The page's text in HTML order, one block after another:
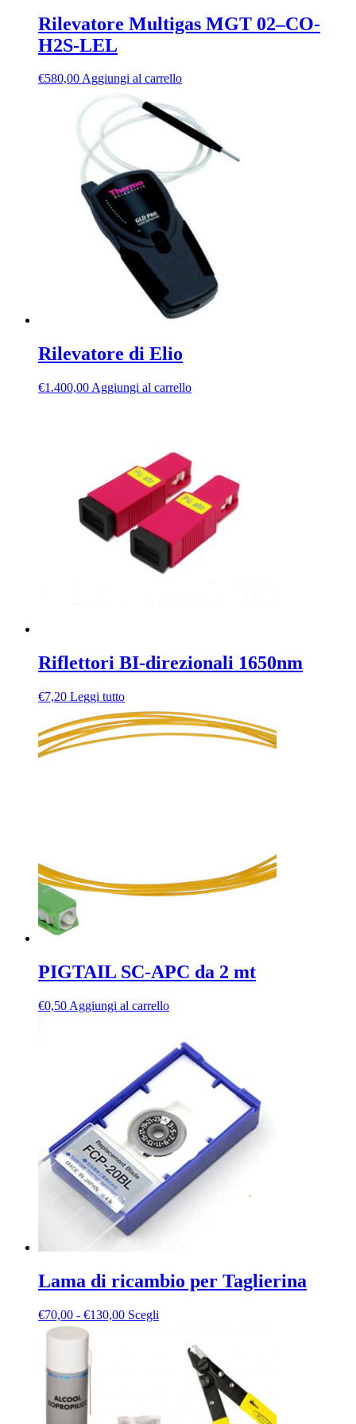
Rilevatore Multigas MGT 02–CO-
H2S-LEL
€580,00Aggiungi al carrello
Rilevatore di Elio
€1.400,00 Aggiungi al carrello
Riflettori BI-direzionali 1650nm
€7,20 Leggi tutto
PIGTAIL SC-APC da 2 mt
€0,50 Aggiungi al carrello
Lama di ricambio per Taglierina
€70,00 - €130,00Fascia
Scegli
varianti.